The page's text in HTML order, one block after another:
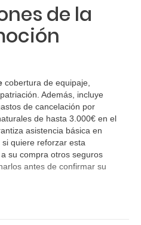
de la
cobertura de equipaje,
Además, incluye
de cancelación por
de hasta 3.000€ en el
asistencia básica en
quiere reforzar esta
su compra otros seguros
antes de confirmar su